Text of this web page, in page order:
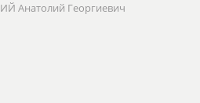
Анатолий Георгиевич